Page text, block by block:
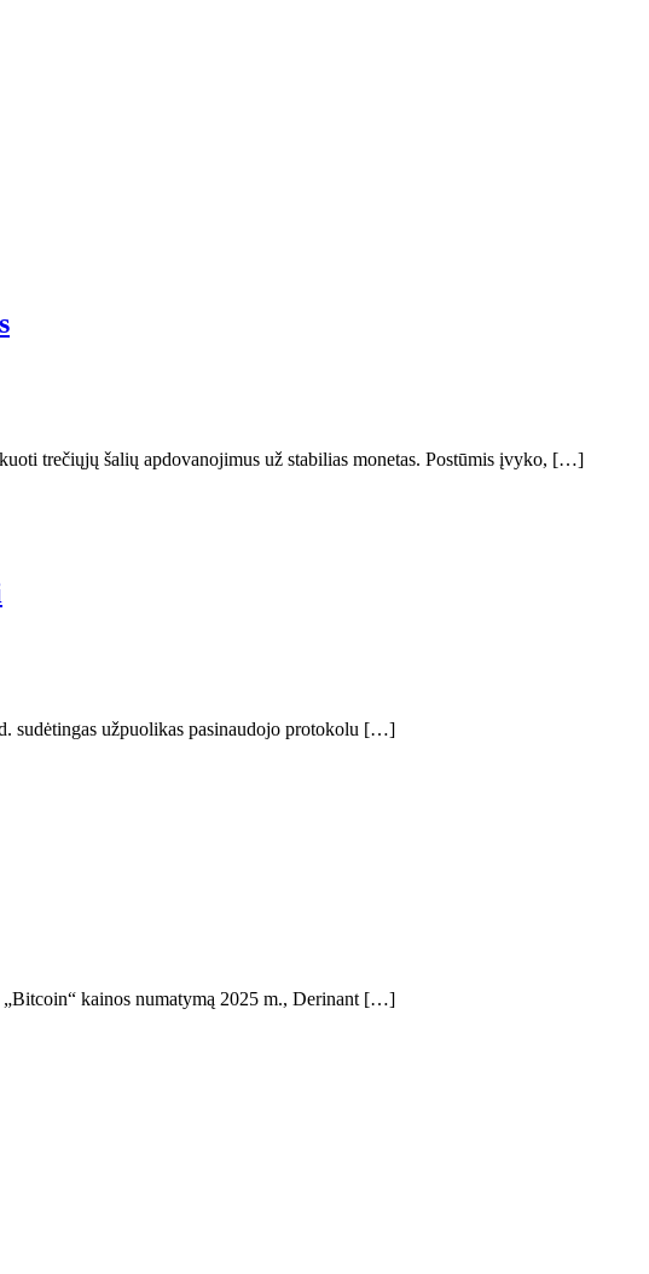
trečiųjų šalių apdovanojimus už stabilias monetas. Postūmis įvyko, […]
sudėtingas užpuolikas pasinaudojo protokolu […]
„Bitcoin“ kainos numatymą 2025 m., Derinant […]